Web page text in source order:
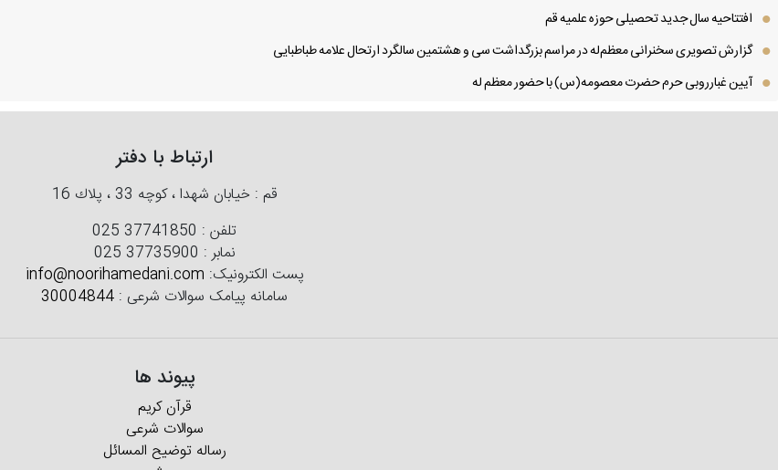
افتتاحیه سال جدید تحصیلی حوزه علمیه قم
گزارش تصویری سخنرانی معظم‌له در مراسم بزرگداشت سی و هشتمین سالگرد ارتحال علامه طباطبایی
آیین غبارروبی حرم حضرت معصومه(س) با حضور معظم له
ارتباط با دفتر
قم : خیابان شهدا ، كوچه 33 ، پلاك 16
تلفن : 025 37741850
نمابر : 025 37735900
پست الکترونیک: info@noorihamedani.com
سامانه پیامک سوالات شرعی : 30004844
پیوند ها
قرآن کریم
سوالات شرعی
رساله توضیح المسائل